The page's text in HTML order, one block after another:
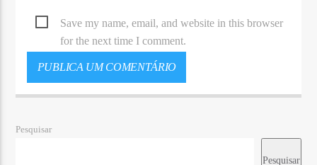
Save my name, email, and website in this browser
for the next time I comment.
Pesquisar
Pesquisar